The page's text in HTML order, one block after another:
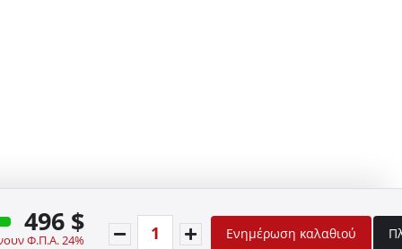
496 $
Φ.Π.Α. 24% Ενημέρωση καλαθιού